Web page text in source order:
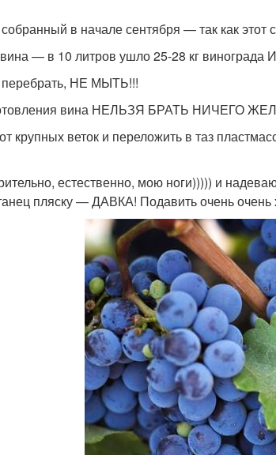
в начале сентября — так как этот
— в 10 литров ушло 25-28 кг винограда
перебрать, НЕ МЫТЬ!!!
вина НЕЛЬЗЯ БРАТЬ НИЧЕГО
крупных веток и переложить в таз
естественно, мою ноги))))) и
пляску — ДАВКА! Подавить очень очень